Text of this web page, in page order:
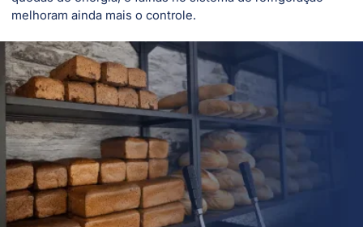
melhoram ainda mais o controle.